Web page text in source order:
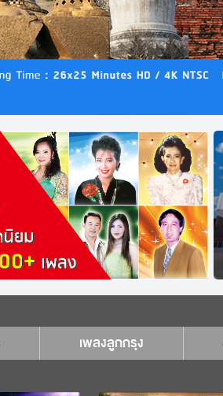
เพลงลูกกรุง